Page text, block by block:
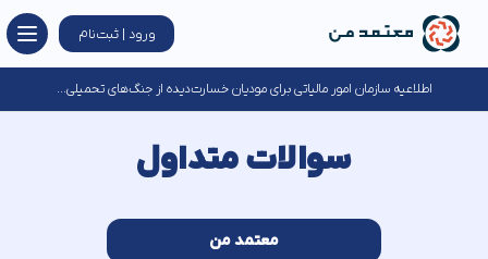
ورود | ثبت‌نام
اطلاعیه سازمان امور مالیاتی برای مودیان خسارت‌دیده از جنگ‌های تحمیلی...
سوالات متداول
معتمد من